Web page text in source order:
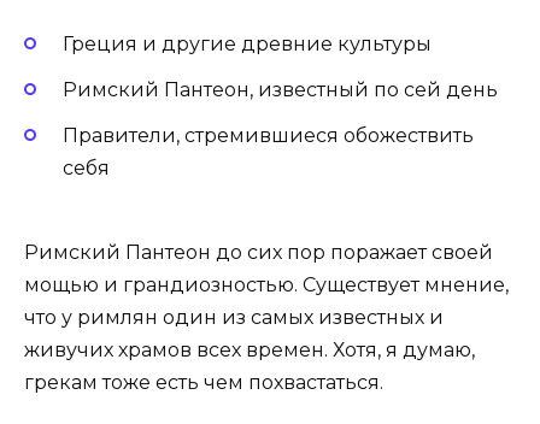
Греция и другие древние культуры
Римский Пантеон, известный по сей день
Правители, стремившиеся обожествить
себя
Римский Пантеон до сих пор поражает своей
мощью и грандиозностью. Существует мнение,
что у римлян один из самых известных и
живучих храмов всех времен. Хотя, я думаю,
грекам тоже есть чем похвастаться.